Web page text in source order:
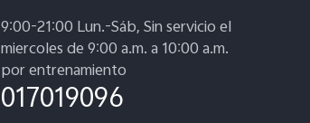
9:00-21:00 Lun.-Sáb, Sin servicio el
miercoles de 9:00 a.m. a 10:00 a.m.
por entrenamiento
017019096